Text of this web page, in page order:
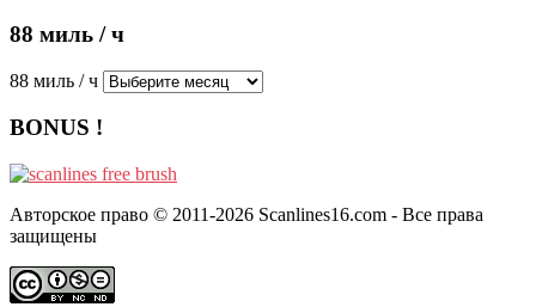
88 миль / ч
88 миль / ч
BONUS !
Авторское право © 2011-2026 Scanlines16.com - Все права
защищены